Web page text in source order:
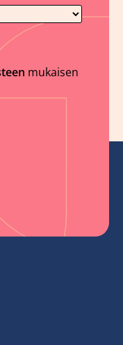
mukaisen